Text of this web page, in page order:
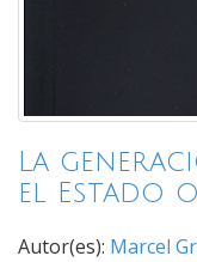
La
el Estado
Autor(es): Marcel